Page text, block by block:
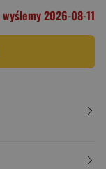
2026-08-11